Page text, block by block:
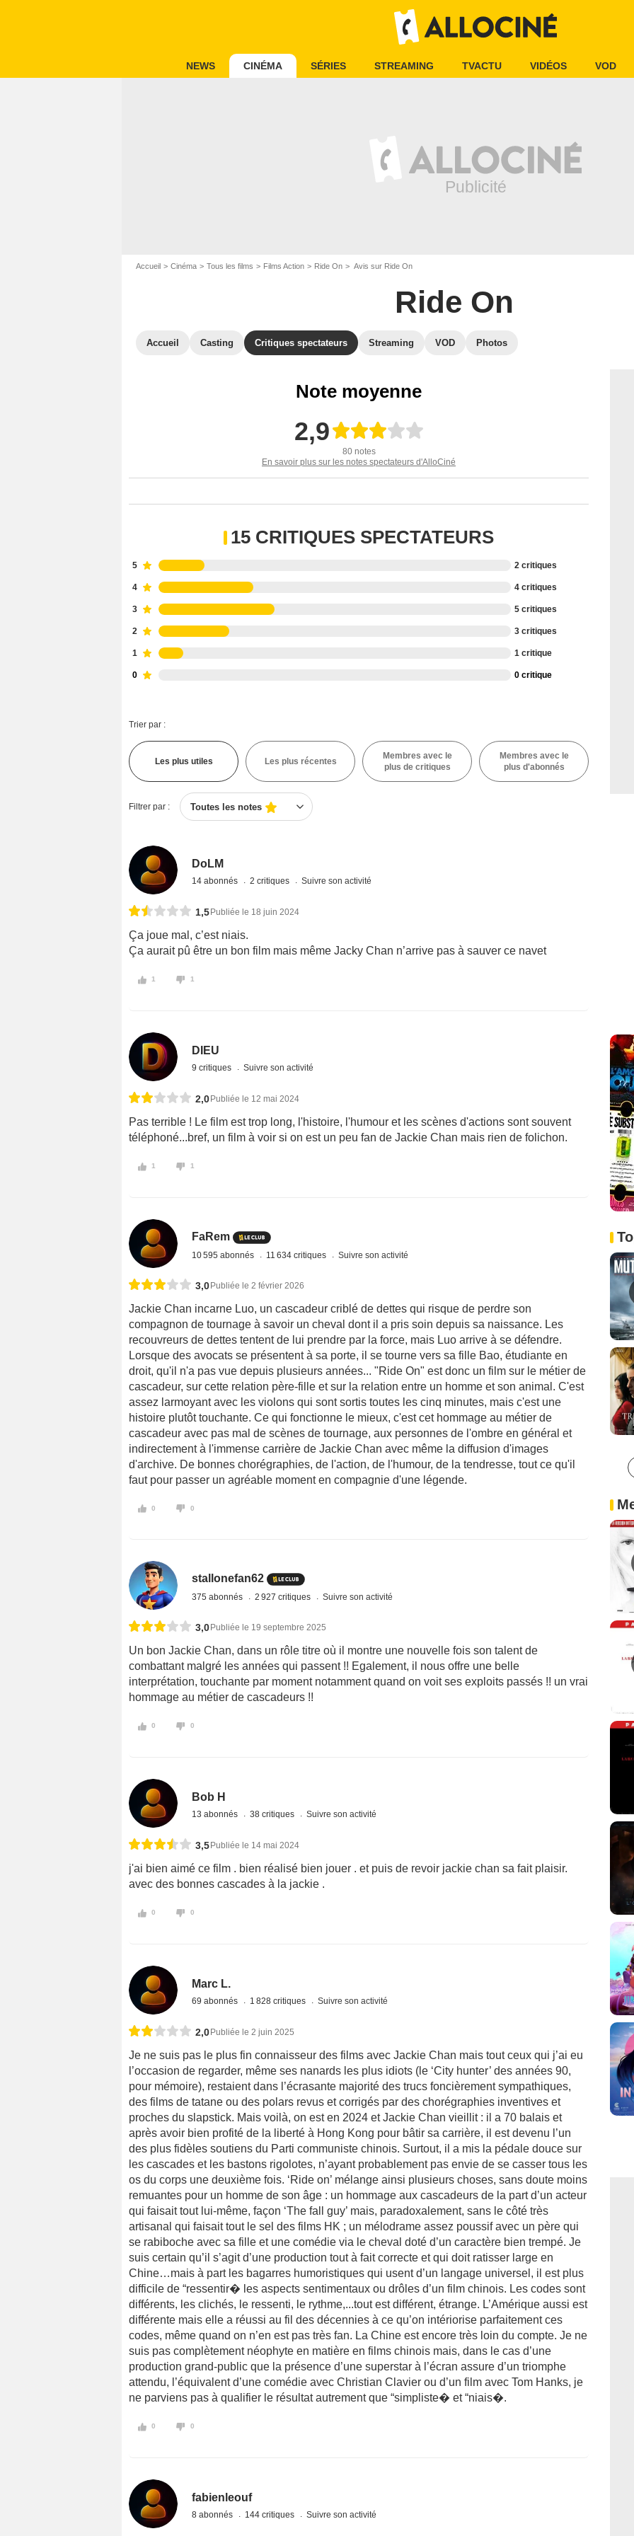
NEWS CINÉMA SÉRIES STREAMING TVACTU VIDÉOS VOD
Accueil Cinéma Tous les films Films Action Ride On Avis sur Ride On
Ride On
Accueil Casting Critiques spectateurs Streaming VOD Photos
Note moyenne
2,9
80 notes
En savoir plus sur les notes spectateurs d'AlloCiné
15 CRITIQUES SPECTATEURS
5 2 critiques
4 4 critiques
3 5 critiques
2 3 critiques
1 1 critique
0 0 critique
Trier par :
Les plus utiles Les plus récentes
Membres avec le
plus de critiques
Membres avec le
plus d'abonnés
Filtrer par : Toutes les notes
DoLM
14 abonnés 2 critiques Suivre son activité
1,5 Publiée le 18 juin 2024
Ça joue mal, c’est niais.
Ça aurait pû être un bon film mais même Jacky Chan n’arrive pas à sauver ce navet
1 1
DIEU
9 critiques Suivre son activité
2,0Publiée le 12 mai 2024
Pas terrible ! Le film est trop long, l'histoire, l'humour et les scènes d'actions sont souvent
téléphoné...bref, un film à voir si on est un peu fan de Jackie Chan mais rien de folichon.
1 1
FaRem
10 595 abonnés 11 634 critiques Suivre son activité
3,0Publiée le 2 février 2026
Jackie Chan incarne Luo, un cascadeur criblé de dettes qui risque de perdre son
compagnon de tournage à savoir un cheval dont il a pris soin depuis sa naissance. Les
recouvreurs de dettes tentent de lui prendre par la force, mais Luo arrive à se défendre.
Lorsque des avocats se présentent à sa porte, il se tourne vers sa fille Bao, étudiante en
droit, qu'il n'a pas vue depuis plusieurs années... "Ride On" est donc un film sur le métier de
cascadeur, sur cette relation père-fille et sur la relation entre un homme et son animal. C'est
assez larmoyant avec les violons qui sont sortis toutes les cinq minutes, mais c'est une
histoire plutôt touchante. Ce qui fonctionne le mieux, c'est cet hommage au métier de
cascadeur avec pas mal de scènes de tournage, aux personnes de l'ombre en général et
indirectement à l'immense carrière de Jackie Chan avec même la diffusion d'images
d'archive. De bonnes chorégraphies, de l'action, de l'humour, de la tendresse, tout ce qu'il
faut pour passer un agréable moment en compagnie d'une légende.
0 0
stallonefan62
375 abonnés 2 927 critiques Suivre son activité
3,0 Publiée le 19 septembre 2025
Un bon Jackie Chan, dans un rôle titre où il montre une nouvelle fois son talent de
combattant malgré les années qui passent !! Egalement, il nous offre une belle
interprétation, touchante par moment notamment quand on voit ses exploits passés !! un vrai
hommage au métier de cascadeurs !!
0 0
Bob H
13 abonnés 38 critiques Suivre son activité
3,5 Publiée le 14 mai 2024
j'ai bien aimé ce film . bien réalisé bien jouer . et puis de revoir jackie chan sa fait plaisir.
avec des bonnes cascades à la jackie .
0 0
Marc L.
69 abonnés 1 828 critiques Suivre son activité
2,0 Publiée le 2 juin 2025
Je ne suis pas le plus fin connaisseur des films avec Jackie Chan mais tout ceux qui j’ai eu
l’occasion de regarder, même ses nanards les plus idiots (le ‘City hunter’ des années 90,
pour mémoire), restaient dans l’écrasante majorité des trucs foncièrement sympathiques,
des films de tatane ou des polars revus et corrigés par des chorégraphies inventives et
proches du slapstick. Mais voilà, on est en 2024 et Jackie Chan vieillit : il a 70 balais et
après avoir bien profité de la liberté à Hong Kong pour bâtir sa carrière, il est devenu l’un
des plus fidèles soutiens du Parti communiste chinois. Surtout, il a mis la pédale douce sur
les cascades et les bastons rigolotes, n’ayant probablement pas envie de se casser tous les
os du corps une deuxième fois. ‘Ride on’ mélange ainsi plusieurs choses, sans doute moins
remuantes pour un homme de son âge : un hommage aux cascadeurs de la part d’un acteur
qui faisait tout lui-même, façon ‘The fall guy’ mais, paradoxalement, sans le côté très
artisanal qui faisait tout le sel des films HK ; un mélodrame assez poussif avec un père qui
se rabiboche avec sa fille et une comédie via le cheval doté d’un caractère bien trempé. Je
suis certain qu’il s’agit d’une production tout à fait correcte et qui doit ratisser large en
Chine…mais à part les bagarres humoristiques qui usent d’un langage universel, il est plus
difficile de “ressentir� les aspects sentimentaux ou drôles d’un film chinois. Les codes sont
différents, les clichés, le ressenti, le rythme,...tout est différent, étrange. L’Amérique aussi est
différente mais elle a réussi au fil des décennies à ce qu’on intériorise parfaitement ces
codes, même quand on n’en est pas très fan. La Chine est encore très loin du compte. Je ne
suis pas complètement néophyte en matière en films chinois mais, dans le cas d’une
production grand-public que la présence d’une superstar à l’écran assure d’un triomphe
attendu, l’équivalent d’une comédie avec Christian Clavier ou d’un film avec Tom Hanks, je
ne parviens pas à qualifier le résultat autrement que “simpliste� et “niais�.
0 0
fabienleouf
8 abonnés 144 critiques Suivre son activité